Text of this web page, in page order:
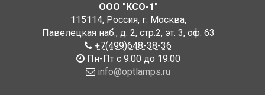
ООО "КСО-1"
115114, Россия, г. Москва,
Павелецкая наб., д. 2, стр.2, эт. 3, оф. 63
+7(499)648-38-36
Пн-Пт с 9:00 до 19:00
info@optlamps.ru